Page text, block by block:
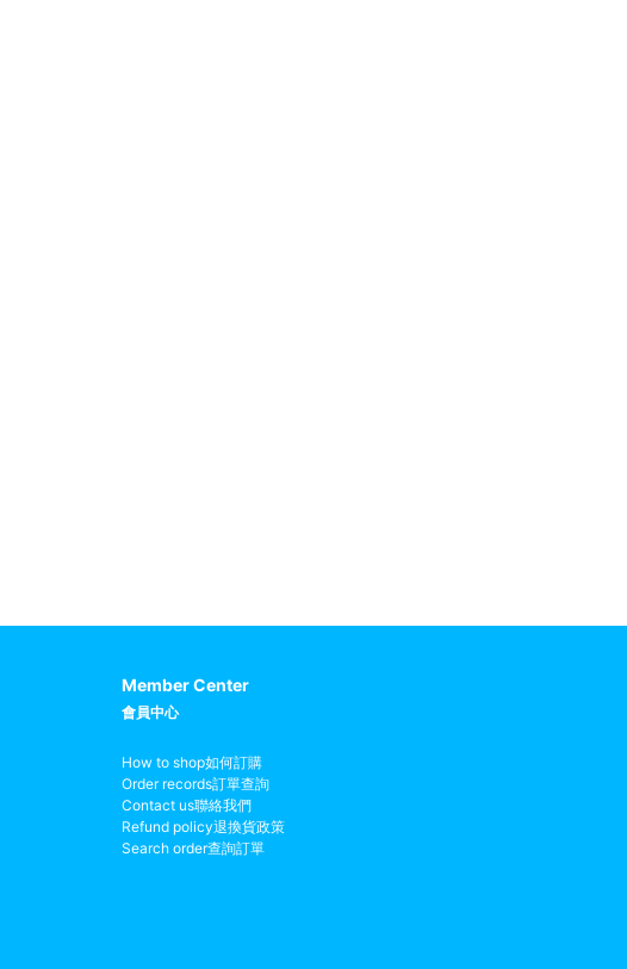
Member Center
會員中心
How to shop如何訂購
Order records訂單查詢
Contact us聯絡我們
Refund policy退換貨政策
Search order查詢訂單